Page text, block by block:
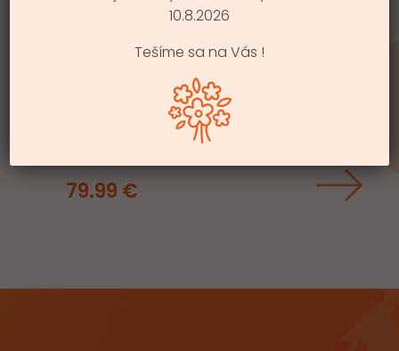
ZÁRMUTKOM
79.99 €
10.8.2026
Tešíme sa na Vás !